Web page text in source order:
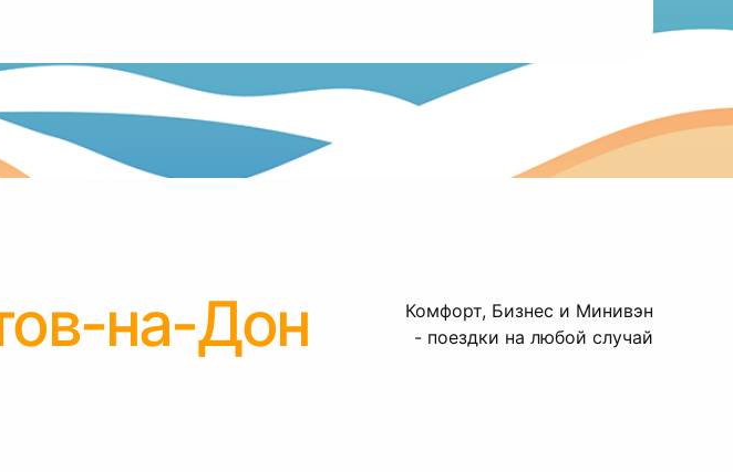
на-Дон
Комфорт, Бизнес и Минивэн
- поездки на любой случай